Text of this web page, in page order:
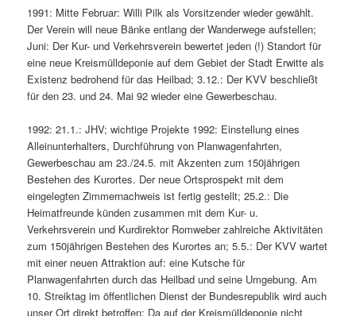
1991: Mitte Februar: Willi Pilk als Vorsitzender wieder gewählt.
Der Verein will neue Bänke entlang der Wanderwege aufstellen;
Juni: Der Kur- und Verkehrsverein bewertet jeden (!) Standort für
eine neue Kreismülldeponie auf dem Gebiet der Stadt Erwitte als
Existenz bedrohend für das Heilbad; 3.12.: Der KVV beschließt
für den 23. und 24. Mai 92 wieder eine Gewerbeschau.
1992: 21.1.: JHV; wichtige Projekte 1992: Einstellung eines
Alleinunterhalters, Durchführung von Planwagenfahrten,
Gewerbeschau am 23./24.5. mit Akzenten zum 150jährigen
Bestehen des Kurortes. Der neue Ortsprospekt mit dem
eingelegten Zimmernachweis ist fertig gestellt; 25.2.: Die
Heimatfreunde künden zusammen mit dem Kur- u.
Verkehrsverein und Kurdirektor Romweber zahlreiche Aktivitäten
zum 150jährigen Bestehen des Kurortes an; 5.5.: Der KVV wartet
mit einer neuen Attraktion auf: eine Kutsche für
Planwagenfahrten durch das Heilbad und seine Umgebung. Am
10. Streiktag im öffentlichen Dienst der Bundesrepublik wird auch
unser Ort direkt betroffen: Da auf der Kreismülldeponie nicht